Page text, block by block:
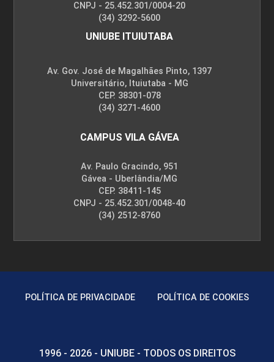
CNPJ - 25.452.301/0004-20
(34) 3292-5600
UNIUBE ITUIUTABA
Av. Gov. José de Magalhães Pinto, 1397
Universitário, Ituiutaba - MG
CEP. 38301-078
(34) 3271-4600
CAMPUS VILA GÁVEA
Av. Paulo Gracindo, 951
Gávea - Uberlândia/MG
CEP. 38411-145
CNPJ - 25.452.301/0048-40
(34) 2512-8760
POLÍTICA DE PRIVACIDADE POLÍTICA DE COOKIES
1996 - 2026 - UNIUBE - TODOS OS DIREITOS